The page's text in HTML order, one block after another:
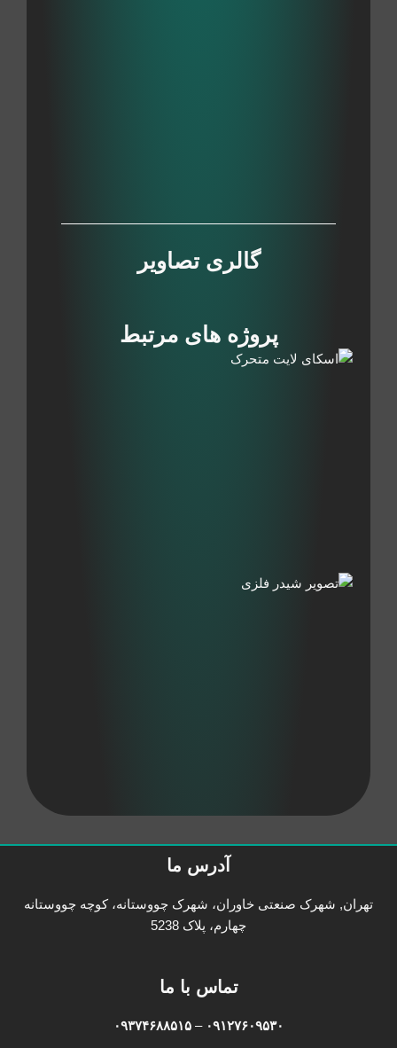
گالری تصاویر
پروژه های مرتبط
آدرس ما
تهران, شهرک صنعتی خاوران، شهرک چووستانه، کوچه چووستانه
چهارم، پلاک 5238
تماس با ما
۰۹۱۲۷۶۰۹۵۳۰ – ۰۹۳۷۴۶۸۸۵۱۵